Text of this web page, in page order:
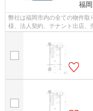
福
弊社は福岡市内の全ての物件取
様、法人契約、テナント出店、